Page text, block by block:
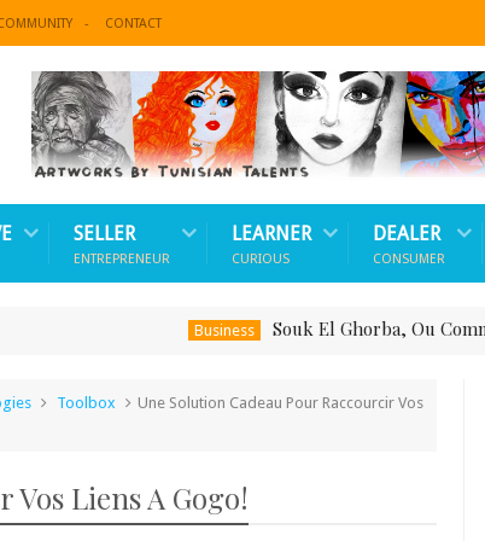
CONTACT
SELLER
ENTREPRENEUR
LEARNER
CURIOUS
DEALER
CONSUMER
Souk El Ghorba, Ou Comment
Toolbox
Une Solution Cadeau Pour Raccourcir Vos
Liens A Gogo!